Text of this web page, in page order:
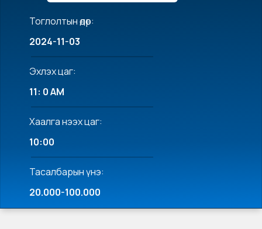
Тоглолтын өдөр:
2024-11-03
Эхлэх цаг:
11: 0 AM
Хаалга нээх цаг:
10:00
Тасалбарын үнэ:
20.000-100.000